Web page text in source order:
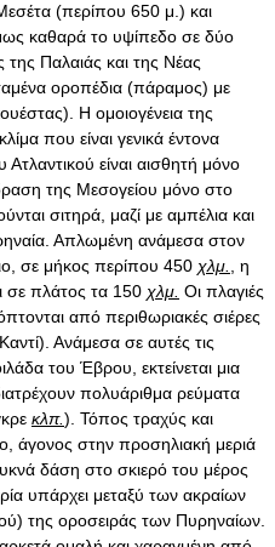
(περίπου 650 μ.) και
καθαρά το υψίπεδο σε δύο
της Παλαιάς και της Νέας
οροπέδια (πάραμος) με
Η ομοιογένεια της
που είναι γενικά έντονα
Ατλαντικού είναι αισθητή μόνο
της Μεσογείου μόνο στο
σιτηρά, μαζί με αμπέλια και
Απλωμένη ανάμεσα στον
σε μήκος περίπου 450 χλμ.
, η
σε πλάτος τα 150 χλμ. Οι πλαγιές
από περιθωριακές σιέρες
Ανάμεσα σε αυτές τις
του Έβρου, εκτείνεται μια
πολυάριθμα ρεύματα
κλπ.). Τόπος τραχύς και
άγονος στην προσηλιακή μεριά
δάση στο σκιερό του μέρος
υπάρχει μεταξύ των ακραίων
της οροσειράς των Πυρηναίων.